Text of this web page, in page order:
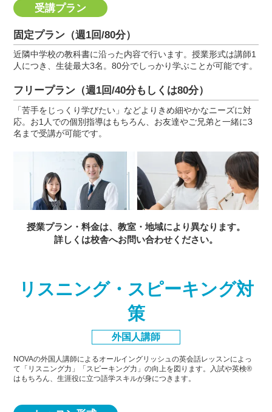
受講プラン
固定プラン（週1回/80分）
近隣中学校の教科書に沿った内容で行います。授業形式は講師1
人につき、生徒最大3名。80分でしっかり学ぶことが可能です。
フリープラン（週1回/40分もしくは80分）
「苦手をじっくり学びたい」などよりきめ細やかなニーズに対
応。お1人での個別指導はもちろん、お友達やご兄弟と一緒に3
名まで受講が可能です。
授業プラン・料金は、教室・地域により異なります。
詳しくは校舎へお問い合わせください。
リスニング・スピーキング対
策
外国人講師
NOVAの外国人講師によるオールイングリッシュの英会話レッスンによっ
て「リスニング力」「スピーキング力」の向上を図ります。入試や英検®
はもちろん、生涯役に立つ語学スキルが身につきます。